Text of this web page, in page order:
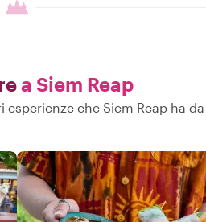
a Siem Reap
che Siem Reap ha